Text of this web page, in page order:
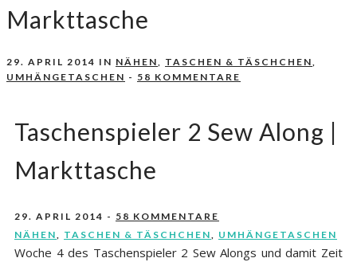
Markttasche
29. APRIL 2014 IN NÄHEN, TASCHEN & TÄSCHCHEN,
UMHÄNGETASCHEN - 58 KOMMENTARE
Taschenspieler 2 Sew Along |
Markttasche
29. APRIL 2014 - 58 KOMMENTARE
NÄHEN
TASCHEN & TÄSCHCHEN UMHÄNGETASCHEN
Woche 4 des Taschenspieler 2 Sew Alongs und damit Zeit